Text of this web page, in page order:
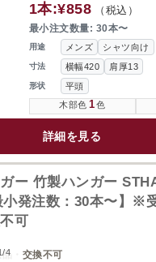
用途 メンズ シャツ向け
寸法 横幅420 肩厚13
形状
平頭
木部色 1色
1本:¥858 （税込）
最小注文数量: 30本〜
詳細を見る
/4
ー 竹製ハンガー
小発注数：30本〜】※
可
・交換不可